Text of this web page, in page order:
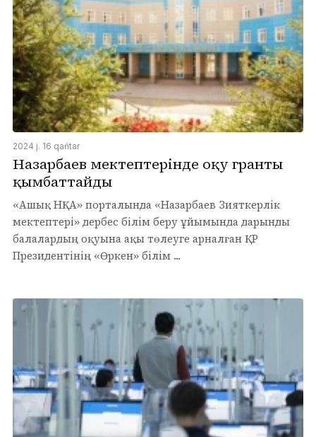
2024 j. 16 qańtar
Назарбаев мектептерінде оқу гранты
қымбаттайды
«Ашық НҚА» порталында «Назарбаев Зияткерлік
мектептері» дербес білім беру ұйымында дарынды
балалардың оқуына ақы төлеуге арналған ҚР
Президентінің «Өркен» білім ...